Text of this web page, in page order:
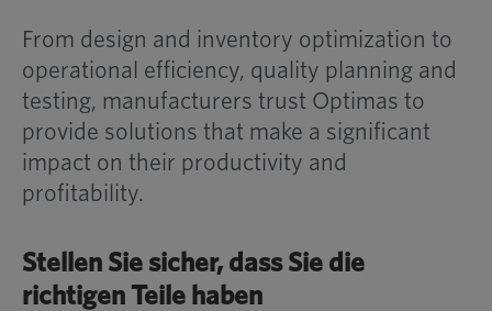
Industrie
From design and inventory optimization to
operational efficiency, quality planning and
testing, manufacturers trust Optimas to
provide solutions that make a significant
impact on their productivity and
profitability.
Stellen Sie sicher, dass Sie die
richtigen Teile haben